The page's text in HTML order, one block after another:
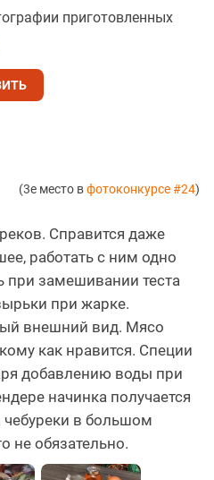
приготовленных
(3е место вфотоконкурсе #24)
Справится даже
работать с ним одно
при замешивании теста
при жарке.
внешний вид. Мясо
как нравится. Специи
добавлению воды при
начинка получается
в большом
не обязательно.